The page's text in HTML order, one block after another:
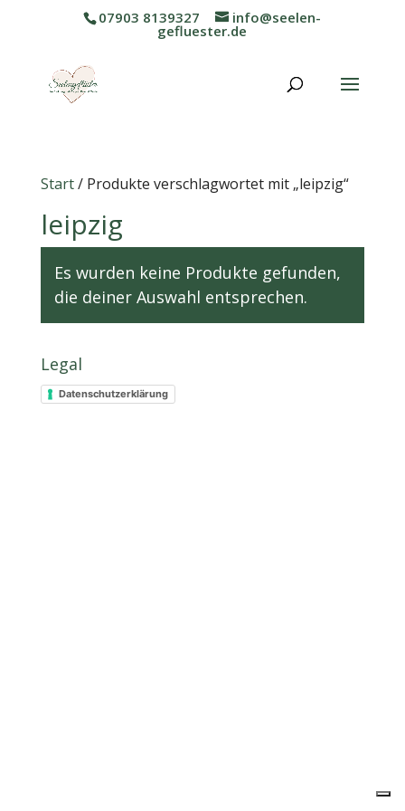
07903 8139327 info@seelen-
gefluester.de
Start/ Produkte verschlagwortet mit „leipzig“
leipzig
Es wurden keine Produkte gefunden,
die deiner Auswahl entsprechen.
Legal
Datenschutzerklärung